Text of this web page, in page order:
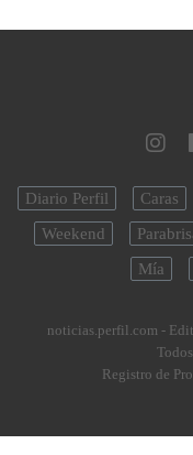
Diario Perfil Caras
Weekend
Mía
noticias.perfil.com -
Registro de